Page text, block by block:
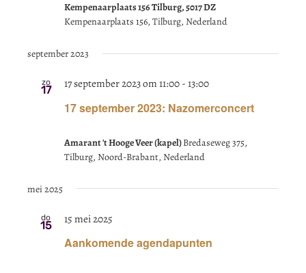
Kempenaarplaats 156 Tilburg, 5017 DZ
Kempenaarplaats 156, Tilburg, Nederland
september 2023
zo
17
17 september 2023: Nazomerconcert
17 september 2023 om 11:00-13:00
Amarant 't Hooge Veer (kapel)Bredaseweg 375,
Tilburg, Noord-Brabant, Nederland
mei 2025
do
15
Aankomende agendapunten
15 mei 2025